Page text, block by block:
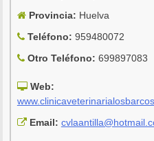
Provincia: Huelva
Teléfono: 959480072
Otro Teléfono: 699897083
Web:
Email: